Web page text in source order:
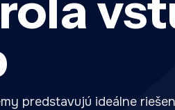
predstavujú ideálne